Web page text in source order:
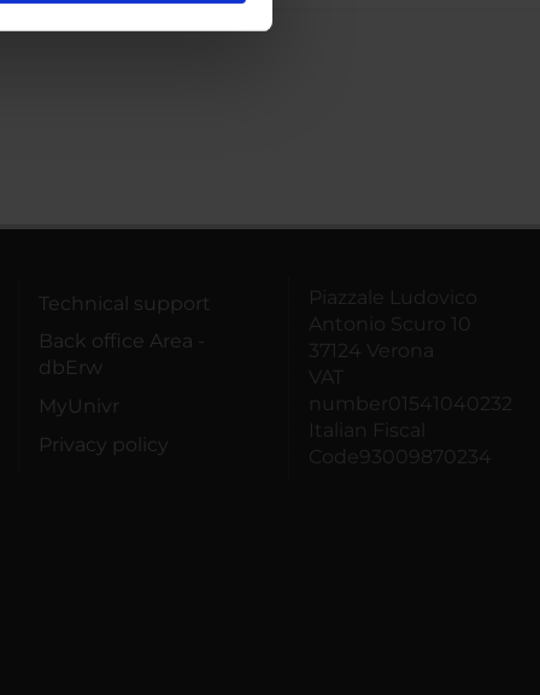
Technical support
Back office Area -
dbErw
MyUnivr
Privacy policy
Piazzale Ludovico
Antonio Scuro 10
37124 Verona
VAT
number01541040232
Italian Fiscal
Code93009870234